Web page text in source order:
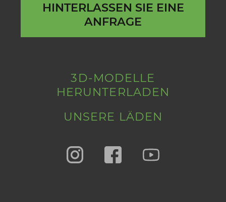
3D-MODELLE
HERUNTERLADEN
UNSERE LÄDEN
HINTERLASSEN SIE EINE
ANFRAGE